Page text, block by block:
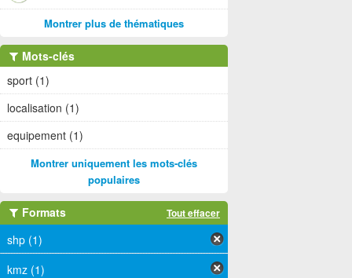
Montrer plus de thématiques
Mots-clés
sport (1)
localisation (1)
equipement (1)
Montrer uniquement les mots-clés
populaires
Formats Tout effacer
shp (1)
kmz (1)